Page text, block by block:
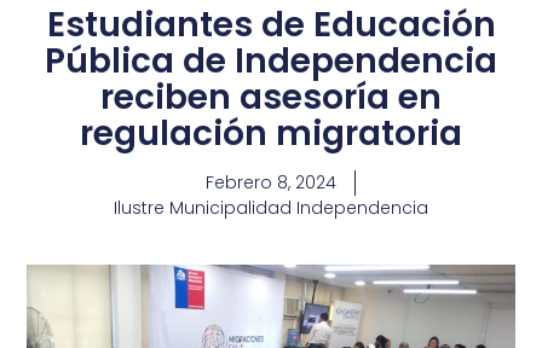
Estudiantes de Educación
Pública de Independencia
reciben asesoría en
regulación migratoria
Febrero 8, 2024
Ilustre Municipalidad Independencia